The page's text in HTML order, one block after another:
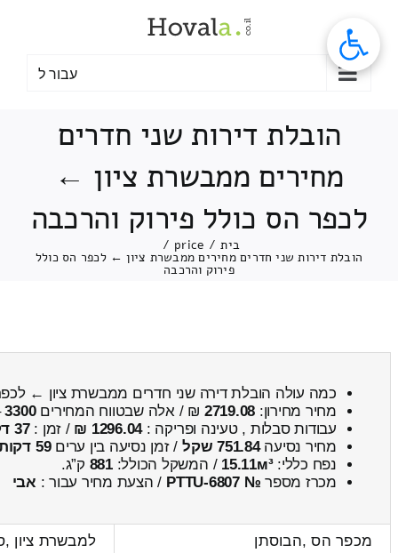
עבור ל
הובלת דירות שני חדרים
מחירים ממבשרת ציון ←
לכפר הס כולל פירוק והרכבה
בית /
price
/
הובלת דירות שני חדרים מחירים ממבשרת ציון ← לכפר הס כולל
פירוק והרכבה
כמה עולה הובלת דירה שני חדרים ממבשרת ציון ←
מחיר מחירון: 2719.08 ₪ / אלה שבטווח המחירים3300
עבודות סבלות , טעינה ופריקה :1296.04 ₪ / זמן :37 דקות 39 שניות
מחיר נסיעה751.84 שקל / זמן נסיעה בין ערים59 דקות
נפח כללי:15.11м³ / המשקל הכולל:881 ק”ג.
מכרז מספר № PTTU-6807 / הצעת מחיר עבור : אבי
מכפר הס ,הבוסתן
למבשרת ציון